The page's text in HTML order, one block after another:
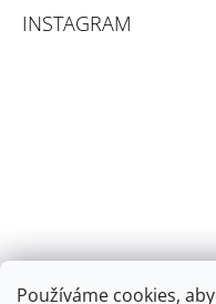
Používáme cookies,
INSTAGRAM